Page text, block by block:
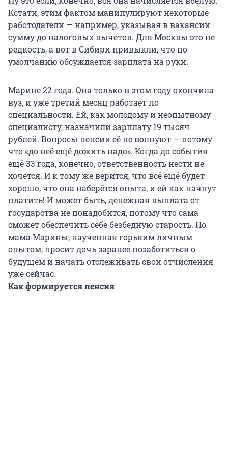
Кстати, этим фактом манипулируют некоторые
работодатели — например, указывая в вакансии
сумму до налоговых вычетов. Для Москвы это не
редкость, а вот в Сибири привыкли, что по
умолчанию обсуждается зарплата на руки.
Марине 22 года. Она только в этом году окончила
вуз, и уже третий месяц работает по
специальности. Ей, как молодому и неопытному
специалисту, назначили зарплату 19 тысяч
рублей. Вопросы пенсии её не волнуют — потому
что «до неё ещё дожить надо». Когда до события
ещё 33 года, конечно, ответственность нести не
хочется. И к тому же верится, что всё ещё будет
хорошо, что она наберётся опыта, и ей как начнут
платить! И может быть, денежная выплата от
государства не понадобится, потому что сама
сможет обеспечить себе безбедную старость. Но
мама Марины, наученная горьким личным
опытом, просит дочь заранее позаботиться о
будущем и начать отслеживать свои отчисления
уже сейчас.
Как формируется пенсия